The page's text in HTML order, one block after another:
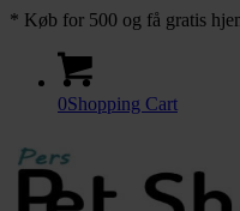
* Køb for 500 og få gratis
0Shopping Cart